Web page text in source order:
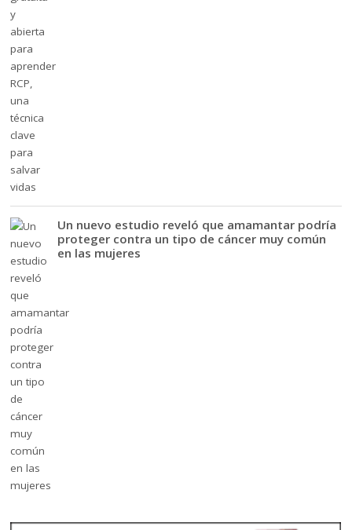
Un nuevo estudio reveló que amamantar podría
proteger contra un tipo de cáncer muy común
en las mujeres